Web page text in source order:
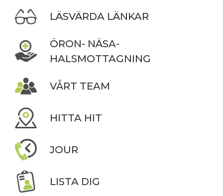
LÄSVÄRDA LÄNKAR
ÖRON- NÄSA-
HALSMOTTAGNING
VÅRT TEAM
HITTA HIT
JOUR
LISTA DIG